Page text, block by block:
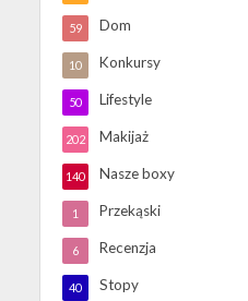
Dom
59
Konkursy
10
Lifestyle
50
Makijaż
202
Nasze boxy
140
Przekąski
1
Recenzja
6
Stopy
40